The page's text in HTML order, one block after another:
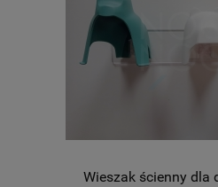
Wieszak ścienny dla